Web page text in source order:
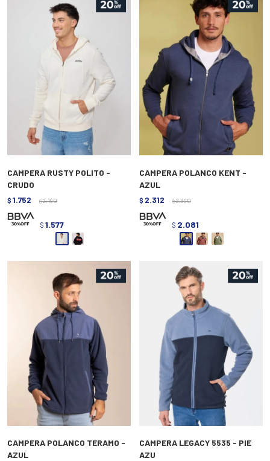
CAMPERA RUSTY POLITO -
CRUDO
$ 1.752 $ 2.190
$ 1.577
CAMPERA POLANCO KENT -
AZUL
$ 2.312 $ 2.890
$ 2.081
CAMPERA POLANCO TERAMO -
AZUL
CAMPERA LEGACY 5535 - PIE
AZU